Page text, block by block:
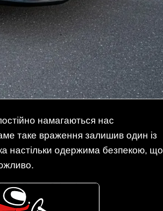
намагаються нас
таке враження залишив один із
настільки одержима безпекою, що